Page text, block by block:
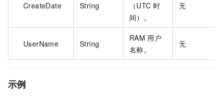
CreateDate String
（UTC 时
间）。
无
UserName String
RAM 用户
名称。
无
示例